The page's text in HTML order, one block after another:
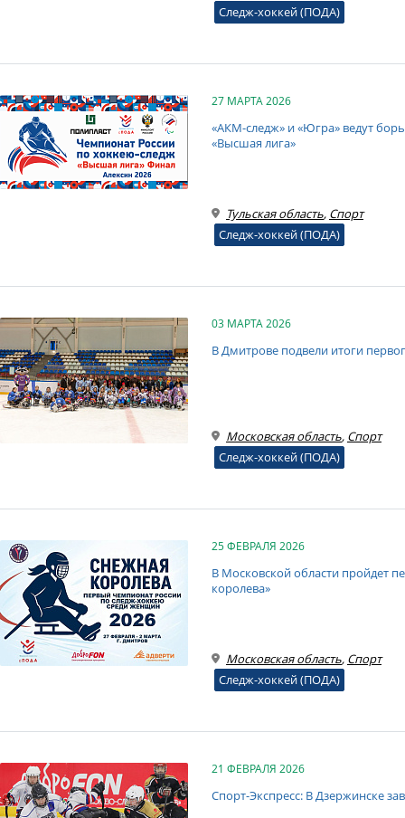
Следж-хоккей (ПОДА)
27 МАРТА 2026
«АКМ-следж» и «Югра» ведут
«Высшая лига»
Тульская область, Спорт
Следж-хоккей (ПОДА)
03 МАРТА 2026
В Дмитрове подвели итоги
Московская область, Спорт
Следж-хоккей (ПОДА)
25 ФЕВРАЛЯ 2026
В Московской области пройдет
королева»
Московская область, Спорт
Следж-хоккей (ПОДА)
21 ФЕВРАЛЯ 2026
Спорт-Экспресс: В Дзержинске